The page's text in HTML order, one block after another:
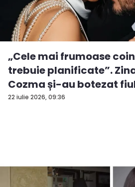
22 iulie 2026, 09:36
„Cele mai frumoase
trebuie planificate”.
Cozma și-au botezat
ziua...